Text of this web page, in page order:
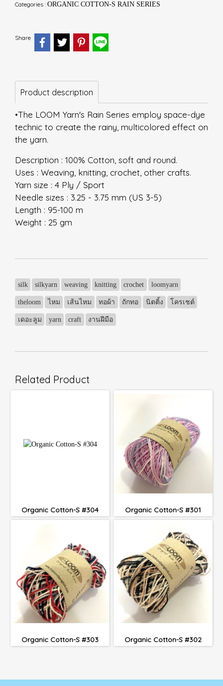
Categories : ORGANIC COTTON-S RAIN SERIES
Share
Product description
•The LOOM Yarn's Rain Series employ space-dye
technic to create the rainy, multicolored effect on
the yarn.
Description : 100% Cotton, soft and round.
Uses : Weaving, knitting, crochet, other crafts.
Yarn size : 4 Ply / Sport
Needle sizes : 3.25 - 3.75 mm (US 3-5)
Length : 95-100 m
Weight : 25 gm
silk silkyarn weaving knitting crochet loomyarn
theloom ไหม เส้นไหม ทอผ้า ถักทอ นิตติ้ง โครเชต์
เดอะลูม yarn craft งานฝีมือ
Related Product
Organic Cotton-S #304 Organic Cotton-S #301
Organic Cotton-S #303 Organic Cotton-S #302